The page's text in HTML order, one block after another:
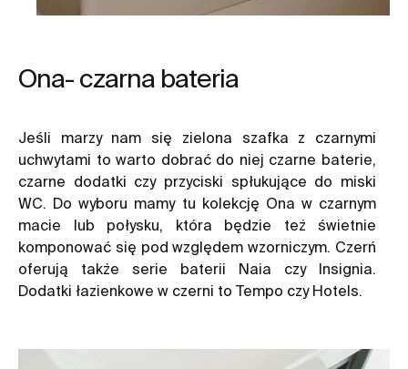
Ona- czarna bateria
Jeśli marzy nam się zielona szafka z czarnymi
uchwytami to warto dobrać do niej czarne baterie,
czarne dodatki czy przyciski spłukujące do miski
WC. Do wyboru mamy tu kolekcję Ona w czarnym
macie lub połysku, która będzie też świetnie
komponować się pod względem wzorniczym. Czerń
oferują także serie baterii Naia czy Insignia.
Dodatki łazienkowe w czerni to Tempo czy Hotels.